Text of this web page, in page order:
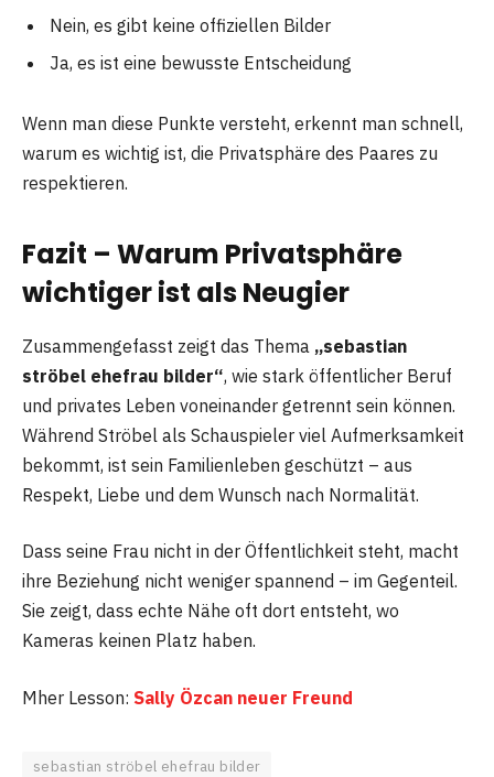
Nein, es gibt keine offiziellen Bilder
Ja, es ist eine bewusste Entscheidung
Wenn man diese Punkte versteht, erkennt man schnell,
warum es wichtig ist, die Privatsphäre des Paares zu
respektieren.
Fazit – Warum Privatsphäre
wichtiger ist als Neugier
Zusammengefasst zeigt das Thema „sebastian
ströbel ehefrau bilder“, wie stark öffentlicher Beruf
und privates Leben voneinander getrennt sein können.
Während Ströbel als Schauspieler viel Aufmerksamkeit
bekommt, ist sein Familienleben geschützt – aus
Respekt, Liebe und dem Wunsch nach Normalität.
Dass seine Frau nicht in der Öffentlichkeit steht, macht
ihre Beziehung nicht weniger spannend – im Gegenteil.
Sie zeigt, dass echte Nähe oft dort entsteht, wo
Kameras keinen Platz haben.
Mher Lesson: Sally Özcan neuer Freund
sebastian ströbel ehefrau bilder